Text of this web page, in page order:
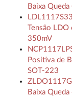
Baixa
Tensão LDO
350mV
Positiva de
SOT-223
Baixa